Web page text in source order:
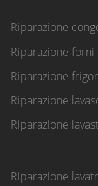
Riparazione
Riparazione forni
Riparazione
Riparazione
Riparazione
Riparazione